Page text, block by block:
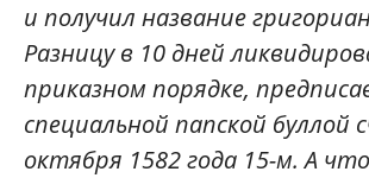
и получил название
Разницу в 10 дней
приказном порядке,
специальной папской буллой
октября 1582 года 15-м. А